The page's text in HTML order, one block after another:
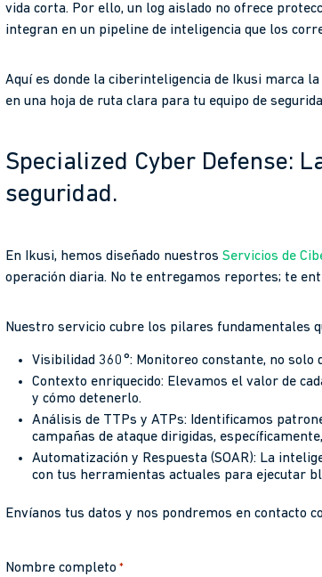
vida corta. Por ello, un log aislado no ofrece
integran en un pipeline de inteligencia que los
Aquí es donde la ciberinteligencia de Ikusi marca
en una hoja de ruta clara para tu equipo de
Specialized Cyber Defense:
seguridad.
En Ikusi, hemos diseñado nuestros Servicios de
operación diaria. No te entregamos reportes; te
Nuestro servicio cubre los pilares fundamentales
Visibilidad 360°: Monitoreo constante, no solo
Contexto enriquecido: Elevamos el valor de
y cómo detenerlo.
Análisis de TTPs y ATPs: Identificamos
campañas de ataque dirigidas,
Automatización y Respuesta (SOAR): La
con tus herramientas actuales para ejecutar
Envíanos tus datos y nos pondremos en contacto
Nombre completo *